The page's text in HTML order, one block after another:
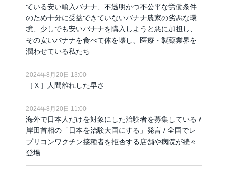
ている安い輸入バナナ、不透明かつ不公平な労働条件
のため十分に受益できていないバナナ農家の劣悪な環
境、少しでも安いバナナを購入しようと悪に加担し、
その安いバナナを食べて体を壊し、医療・製薬業界を
潤わせている私たち
2024年8月20日 13:00
［Ｘ］人間離れした早さ
2024年8月20日 11:00
海外で日本人だけを対象にした治験者を募集している /
岸田首相の「日本を治験大国にする」発言 / 全国でレ
プリコンワクチン接種者を拒否する店舗や病院が続々
登場